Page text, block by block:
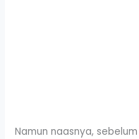
Namun naasnya,